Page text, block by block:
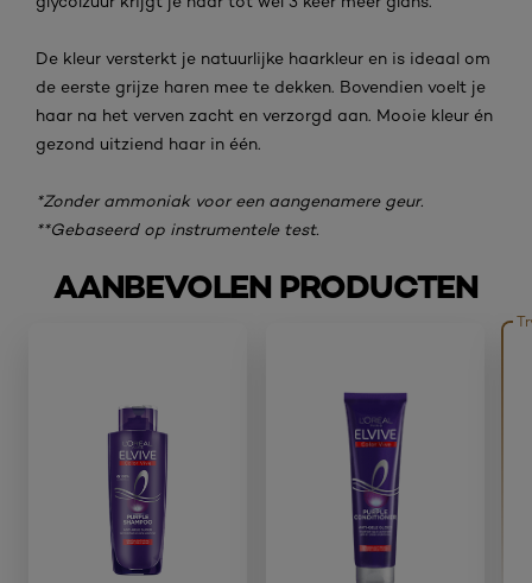
De kleur versterkt je natuurlijke haarkleur en is ideaal om
de eerste grijze haren mee te dekken. Bovendien voelt je
haar na het verven zacht en verzorgd aan. Mooie kleur én
gezond uitziend haar in één.
*Zonder ammoniak voor een aangenamere geur.
**Gebaseerd op instrumentele test.
AANBEVOLEN PRODUCTEN